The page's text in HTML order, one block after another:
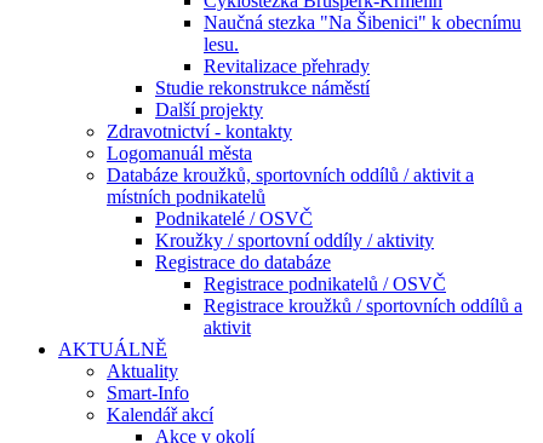
Naučná stezka "Na Šibenici" k obecnímu
lesu.
Revitalizace přehrady
Studie rekonstrukce náměstí
Další projekty
Zdravotnictví - kontakty
Logomanuál města
Databáze kroužků, sportovních oddílů / aktivit a
místních podnikatelů
Podnikatelé / OSVČ
Kroužky / sportovní oddíly / aktivity
Registrace do databáze
Registrace podnikatelů / OSVČ
Registrace kroužků / sportovních oddílů a
aktivit
AKTUÁLNĚ
Aktuality
Smart-Info
Kalendář akcí
Akce v okolí